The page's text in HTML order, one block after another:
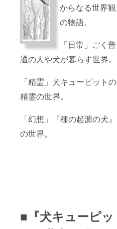
からなる世界観
の物語。
「日常」ごく普
通の人や犬が暮らす世界。
「精霊」犬キューピットの
精霊の世界。
「幻想」『種の起源の犬』
の世界。
■『犬キューピッ